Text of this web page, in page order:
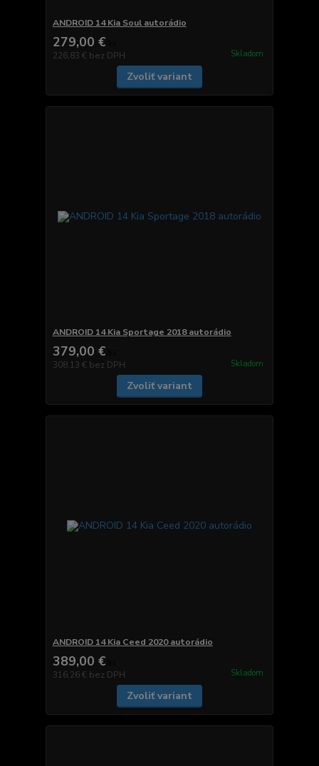
ANDROID 14 Kia Soul autorádio
279,00 €
226,83 € bez DPH Skladom
Zvoliť variant
ANDROID 14 Kia Sportage 2018 autorádio
379,00 €
308,13 € bez DPH Skladom
Zvoliť variant
ANDROID 14 Kia Ceed 2020 autorádio
389,00 €
316,26 € bez DPH Skladom
Zvoliť variant